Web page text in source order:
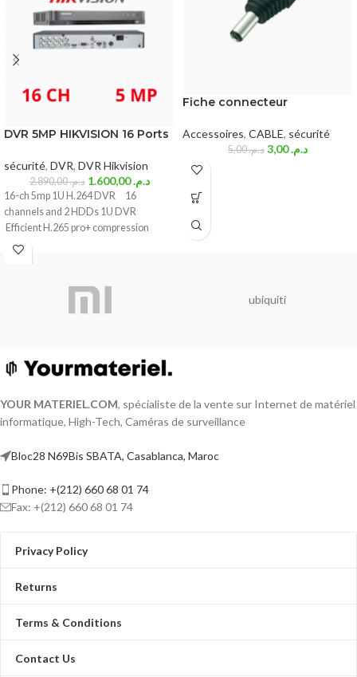
DVR 5MP HIKVISION 16 Ports
sécurité, DVR, DVR Hikvision
د.م.2.890,00 د.م.1.600,00
16-ch 5mp 1U H.264 DVR 16
channels and 2 HDDs 1U DVR
Efficient H.265 pro+ compression
Fiche connecteur
Accessoires, CABLE, sécurité
د.م.5,00 د.م.3,00
ubiquiti
YOUR MATERIEL.COM, spécialiste de la vente sur Internet de matériel
informatique, High-Tech, Caméras de surveillance
Bloc28 N69Bis SBATA, Casablanca, Maroc
Phone: +(212) 660 68 01 74
Fax: +(212) 660 68 01 74
Privacy Policy
Returns
Terms & Conditions
Contact Us